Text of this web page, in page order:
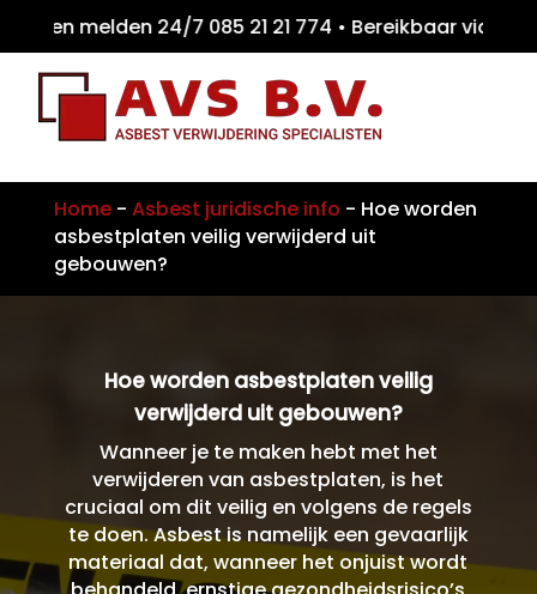
melden 24/7 085 21 21 774 •
Home- Asbest juridische info - Hoe worden
asbestplaten veilig verwijderd uit
gebouwen?
Hoe worden asbestplaten veilig
verwijderd uit gebouwen?
Wanneer je te maken hebt met het
verwijderen van asbestplaten, is het
cruciaal om dit veilig en volgens de regels
te doen. Asbest is namelijk een gevaarlijk
materiaal dat, wanneer het onjuist wordt